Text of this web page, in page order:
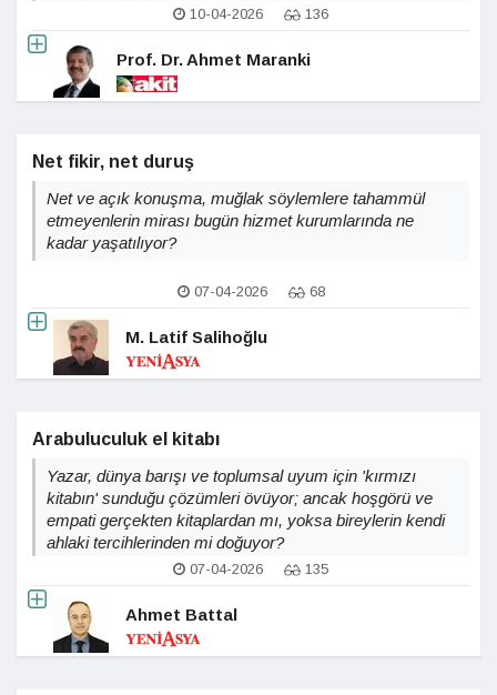
10-04-2026 136
Prof. Dr. Ahmet Maranki
Net fikir, net duruş
Net ve açık konuşma, muğlak söylemlere tahammül
etmeyenlerin mirası bugün hizmet kurumlarında ne
kadar yaşatılıyor?
07-04-2026 68
M. Latif Salihoğlu
Arabuluculuk el kitabı
Yazar, dünya barışı ve toplumsal uyum için 'kırmızı
kitabın' sunduğu çözümleri övüyor; ancak hoşgörü ve
empati gerçekten kitaplardan mı, yoksa bireylerin kendi
ahlaki tercihlerinden mi doğuyor?
07-04-2026 135
Ahmet Battal